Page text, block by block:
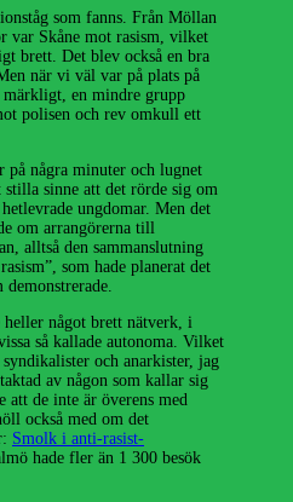
som fanns. Från Möllan
var Skåne mot rasism, vilket
brett. Det blev också en bra
när vi väl var på plats på
en mindre grupp
polisen och rev omkull ett
på några minuter och lugnet
sinne att det rörde sig om
ungdomar. Men det
om arrangörerna till
alltså den sammanslutning
som hade planerat det
heller något brett nätverk, i
så kallade autonoma. Vilket
och anarkister, jag
av någon som kallar sig
att de inte är överens med
också med om det
Smolk i anti-rasist-
hade fler än 1 300 besök